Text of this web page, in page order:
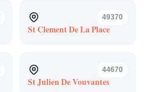
49370
St Clement De La Place
44670
St Julien De Vouvantes